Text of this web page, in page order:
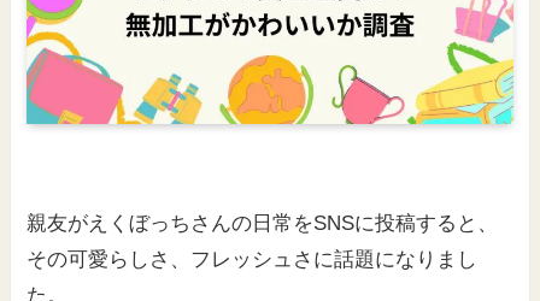
親友がえくぼっちさんの日常をSNSに投稿すると、
その可愛らしさ、フレッシュさに話題になりまし
た。